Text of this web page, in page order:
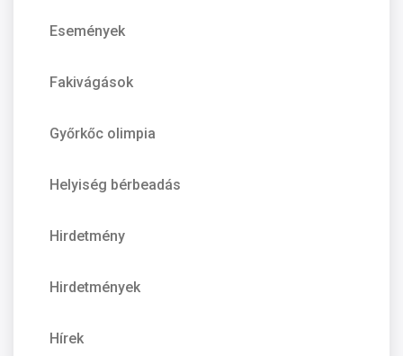
Események
Fakivágások
Győrkőc olimpia
Helyiség bérbeadás
Hirdetmény
Hirdetmények
Hírek